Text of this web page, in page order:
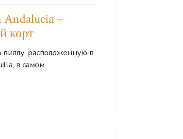
–
корт
расположенную в
в самом...